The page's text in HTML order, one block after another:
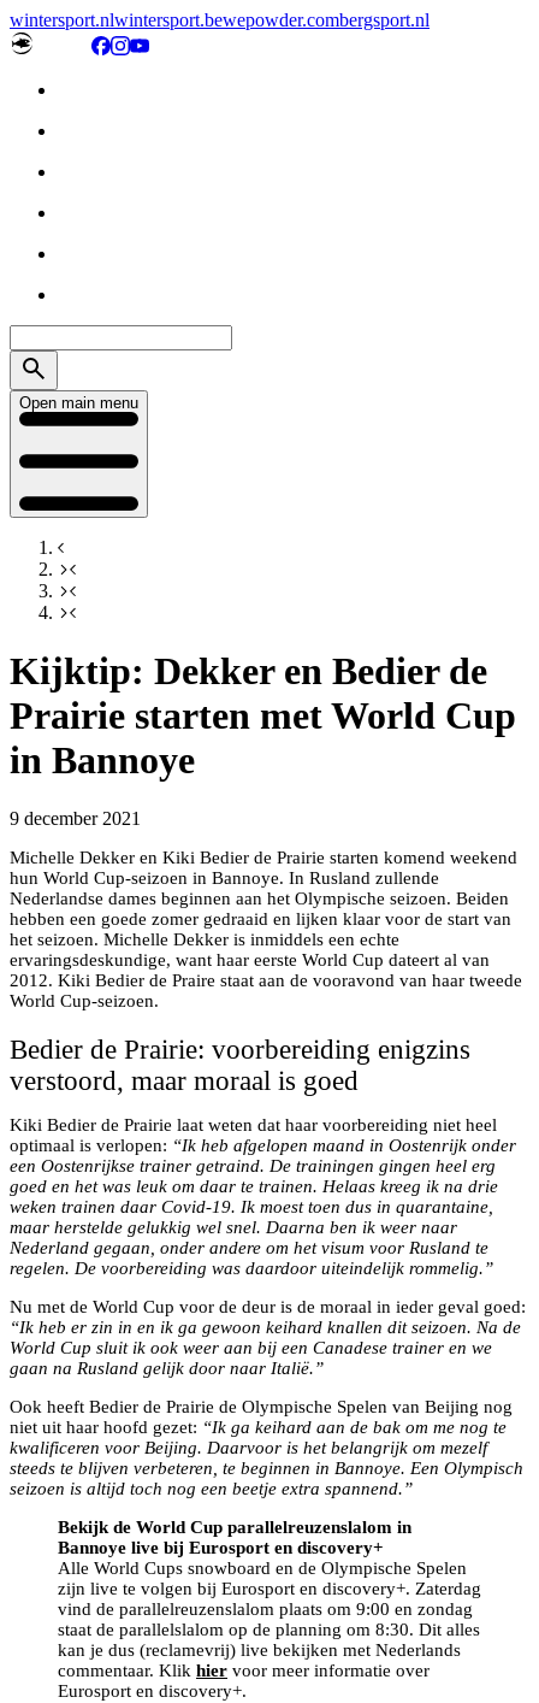
wintersport.nlwintersport.bewepowder.combergsport.nl
Open main menu
Kijktip: Dekker en Bedier de
Prairie starten met World Cup
in Bannoye
9 december 2021
Michelle Dekker en Kiki Bedier de Prairie starten komend weekend
hun World Cup-seizoen in Bannoye. In Rusland zullende
Nederlandse dames beginnen aan het Olympische seizoen. Beiden
hebben een goede zomer gedraaid en lijken klaar voor de start van
het seizoen. Michelle Dekker is inmiddels een echte
ervaringsdeskundige, want haar eerste World Cup dateert al van
2012. Kiki Bedier de Praire staat aan de vooravond van haar tweede
World Cup-seizoen.
Bedier de Prairie: voorbereiding enigzins
verstoord, maar moraal is goed
Kiki Bedier de Prairie laat weten dat haar voorbereiding niet heel
optimaal is verlopen: “Ik heb afgelopen maand in Oostenrijk onder
een Oostenrijkse trainer getraind. De trainingen gingen heel erg
goed en het was leuk om daar te trainen. Helaas kreeg ik na drie
weken trainen daar Covid-19. Ik moest toen dus in quarantaine,
maar herstelde gelukkig wel snel. Daarna ben ik weer naar
Nederland gegaan, onder andere om het visum voor Rusland te
regelen. De voorbereiding was daardoor uiteindelijk rommelig.”
Nu met de World Cup voor de deur is de moraal in ieder geval goed:
“Ik heb er zin in en ik ga gewoon keihard knallen dit seizoen. Na de
World Cup sluit ik ook weer aan bij een Canadese trainer en we
gaan na Rusland gelijk door naar Italië.”
Ook heeft Bedier de Prairie de Olympische Spelen van Beijing nog
niet uit haar hoofd gezet: “Ik ga keihard aan de bak om me nog te
kwalificeren voor Beijing. Daarvoor is het belangrijk om mezelf
steeds te blijven verbeteren, te beginnen in Bannoye. Een Olympisch
seizoen is altijd toch nog een beetje extra spannend.”
Bekijk de World Cup parallelreuzenslalom in
Bannoye live bij Eurosport en discovery+
Alle World Cups snowboard en de Olympische Spelen
zijn live te volgen bij Eurosport en discovery+. Zaterdag
vind de parallelreuzenslalom plaats om 9:00 en zondag
staat de parallelslalom op de planning om 8:30. Dit alles
kan je dus (reclamevrij) live bekijken met Nederlands
commentaar. Klik hier voor meer informatie over
Eurosport en discovery+.